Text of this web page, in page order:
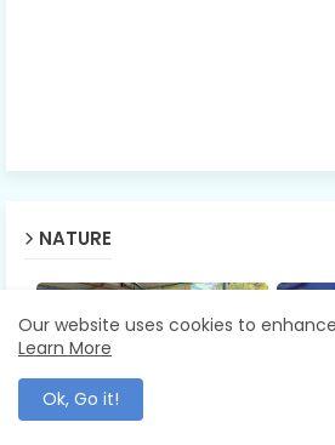
NATURE
ADMINISTRATION
Our website uses cookies to
Learn More
Ok, Go it!